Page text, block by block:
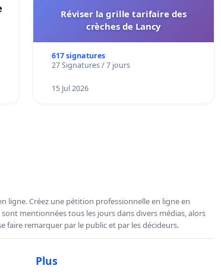
Réviser la grille tarifaire des
crèches de Lancy
617 signatures
27 Signatures / 7 jours
15 Jul 2026
ligne. Créez une pétition professionnelle en ligne en
mentionnées tous les jours dans divers médias, alors
faire remarquer par le public et par les décideurs.
Plus